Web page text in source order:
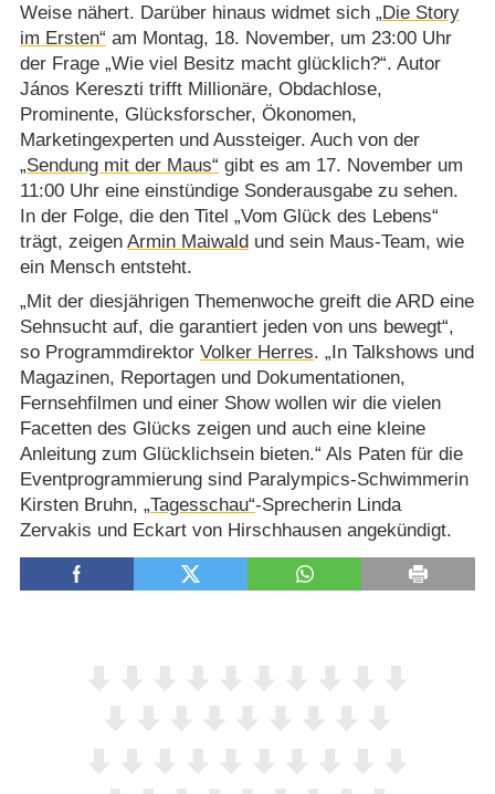
Weise nähert. Darüber hinaus widmet sich „Die Story
im Ersten“ am Montag, 18. November, um 23:00 Uhr
der Frage „Wie viel Besitz macht glücklich?“. Autor
János Kereszti trifft Millionäre, Obdachlose,
Prominente, Glücksforscher, Ökonomen,
Marketingexperten und Aussteiger. Auch von der
„Sendung mit der Maus“ gibt es am 17. November um
11:00 Uhr eine einstündige Sonderausgabe zu sehen.
In der Folge, die den Titel „Vom Glück des Lebens“
trägt, zeigen Armin Maiwaldund sein Maus-Team, wie
ein Mensch entsteht.
„Mit der diesjährigen Themenwoche greift die ARD eine
Sehnsucht auf, die garantiert jeden von uns bewegt“,
so Programmdirektor Volker Herres. „In Talkshows und
Magazinen, Reportagen und Dokumentationen,
Fernsehfilmen und einer Show wollen wir die vielen
Facetten des Glücks zeigen und auch eine kleine
Anleitung zum Glücklichsein bieten.“ Als Paten für die
Eventprogrammierung sind Paralympics-Schwimmerin
Kirsten Bruhn, „Tagesschau“-Sprecherin Linda
Zervakis und Eckart von Hirschhausen angekündigt.